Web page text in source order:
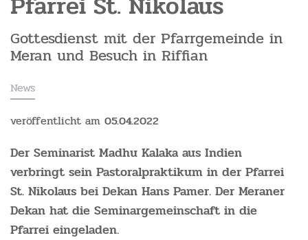
Gottesdienst mit der Pfarrgemeinde in
Meran und Besuch in Riffian
News
veröffentlicht am 05.04.2022
Der Seminarist Madhu Kalaka aus Indien
verbringt sein Pastoralpraktikum in der Pfarrei
St. Nikolaus bei Dekan Hans Pamer. Der Meraner
Dekan hat die Seminargemeinschaft in die
Pfarrei eingeladen.